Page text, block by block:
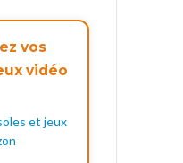
vos
vidéo